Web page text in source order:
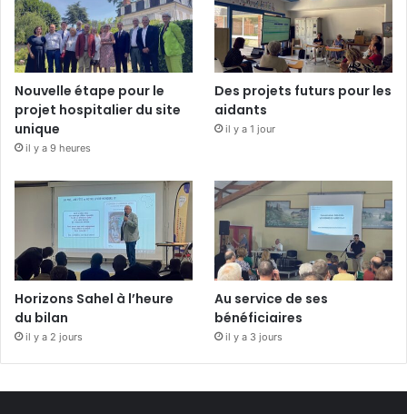
Nouvelle étape pour le
projet hospitalier du site
unique
il y a 9 heures
Des projets futurs pour les
aidants
il y a 1 jour
Horizons Sahel à l’heure
du bilan
il y a 2 jours
Au service de ses
bénéficiaires
il y a 3 jours